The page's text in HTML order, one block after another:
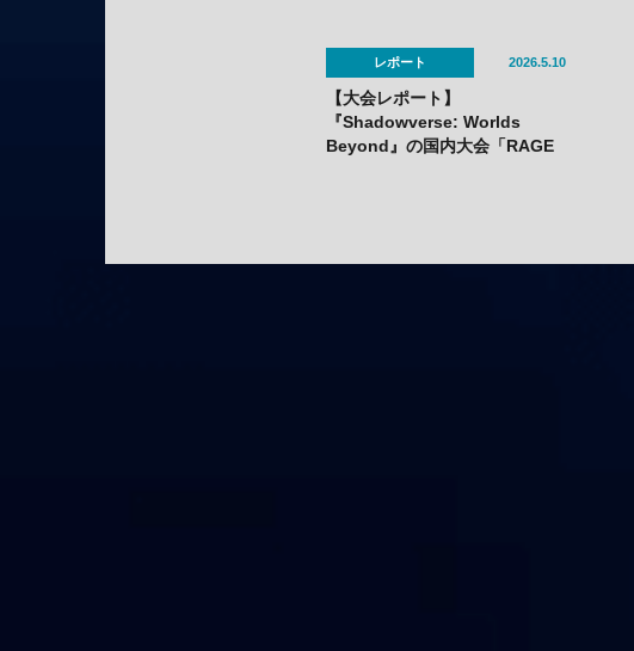
レポート 2026.5.10
【大会レポート】
『Shadowverse: Worlds
Beyond』の国内大会「RAGE